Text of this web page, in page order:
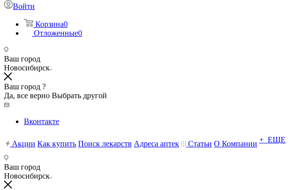
Войти
Корзина0
Отложенные0
Ваш город
Новосибирск
Ваш город ?
Да, все верно Выбрать другой
Вконтакте
Акции Как купить Поиск лекарств Адреса аптек Статьи О Компании + ЕЩЕ
Ваш город
Новосибирск